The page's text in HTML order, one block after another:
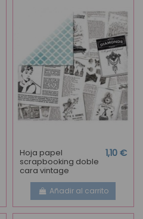
Hoja papel
scrapbooking doble
cara vintage
1,10 €
Añadir al carrito